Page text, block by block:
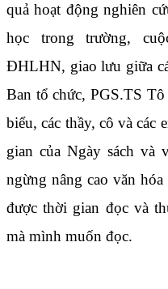
quả hoạt động nghiên
học trong trường,
ĐHLHN, giao lưu giữa
Ban tổ chức, PGS.TS
biểu, các thầy, cô và các
gian của Ngày sách và
ngừng nâng cao văn
được thời gian đọc và
mà mình muốn đọc.